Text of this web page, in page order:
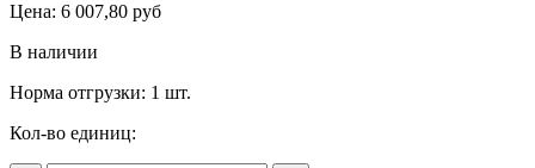
Цена: 6 007,80 руб
В наличии
Норма отгрузки: 1 шт.
Кол-во единиц: